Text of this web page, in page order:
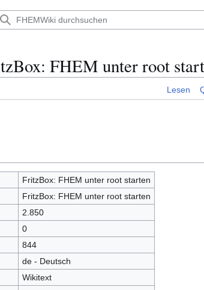
FHEM unter root
Lesen
FritzBox: FHEM unter root starten
FritzBox: FHEM unter root starten
2.850
0
844
de - Deutsch
Wikitext